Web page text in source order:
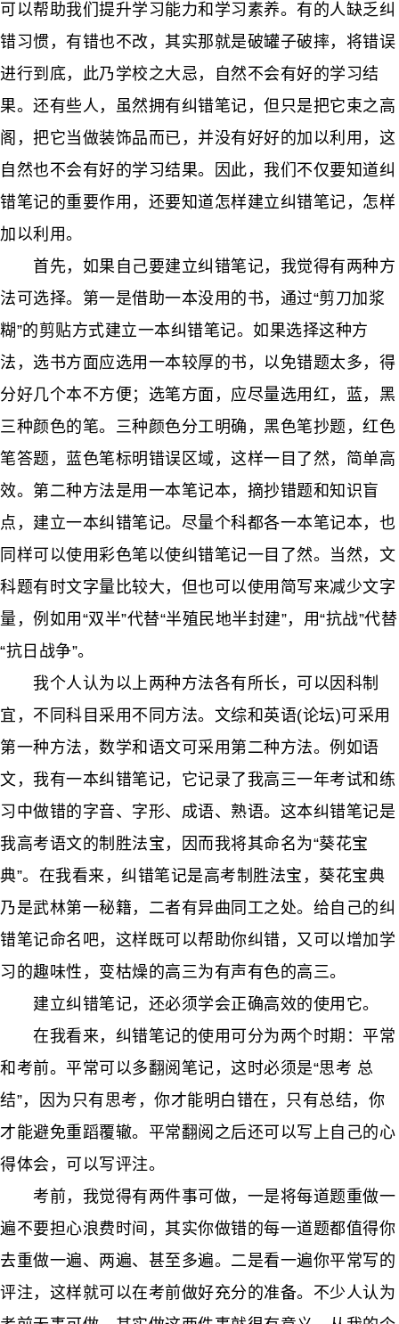
可以帮助我们提升学习能力和学习素养。有的人缺乏纠
错习惯，有错也不改，其实那就是破罐子破摔，将错误
进行到底，此乃学校之大忌，自然不会有好的学习结
果。还有些人，虽然拥有纠错笔记，但只是把它束之高
阁，把它当做装饰品而已，并没有好好的加以利用，这
自然也不会有好的学习结果。因此，我们不仅要知道纠
错笔记的重要作用，还要知道怎样建立纠错笔记，怎样
加以利用。
首先，如果自己要建立纠错笔记，我觉得有两种方
法可选择。第一是借助一本没用的书，通过“剪刀加浆
糊”的剪贴方式建立一本纠错笔记。如果选择这种方
法，选书方面应选用一本较厚的书，以免错题太多，得
分好几个本不方便；选笔方面，应尽量选用红，蓝，黑
三种颜色的笔。三种颜色分工明确，黑色笔抄题，红色
笔答题，蓝色笔标明错误区域，这样一目了然，简单高
效。第二种方法是用一本笔记本，摘抄错题和知识盲
点，建立一本纠错笔记。尽量个科都各一本笔记本，也
同样可以使用彩色笔以使纠错笔记一目了然。当然，文
科题有时文字量比较大，但也可以使用简写来减少文字
量，例如用“双半”代替“半殖民地半封建”，用“抗战”代替
“抗日战争”。
我个人认为以上两种方法各有所长，可以因科制
宜，不同科目采用不同方法。文综和英语(论坛)可采用
第一种方法，数学和语文可采用第二种方法。例如语
文，我有一本纠错笔记，它记录了我高三一年考试和练
习中做错的字音、字形、成语、熟语。这本纠错笔记是
我高考语文的制胜法宝，因而我将其命名为“葵花宝
典”。在我看来，纠错笔记是高考制胜法宝，葵花宝典
乃是武林第一秘籍，二者有异曲同工之处。给自己的纠
错笔记命名吧，这样既可以帮助你纠错，又可以增加学
习的趣味性，变枯燥的高三为有声有色的高三。
建立纠错笔记，还必须学会正确高效的使用它。
在我看来，纠错笔记的使用可分为两个时期：平常
和考前。平常可以多翻阅笔记，这时必须是“思考 总
结”，因为只有思考，你才能明白错在，只有总结，你
才能避免重蹈覆辙。平常翻阅之后还可以写上自己的心
得体会，可以写评注。
考前，我觉得有两件事可做，一是将每道题重做一
遍不要担心浪费时间，其实你做错的每一道题都值得你
去重做一遍、两遍、甚至多遍。二是看一遍你平常写的
评注，这样就可以在考前做好充分的准备。不少人认为